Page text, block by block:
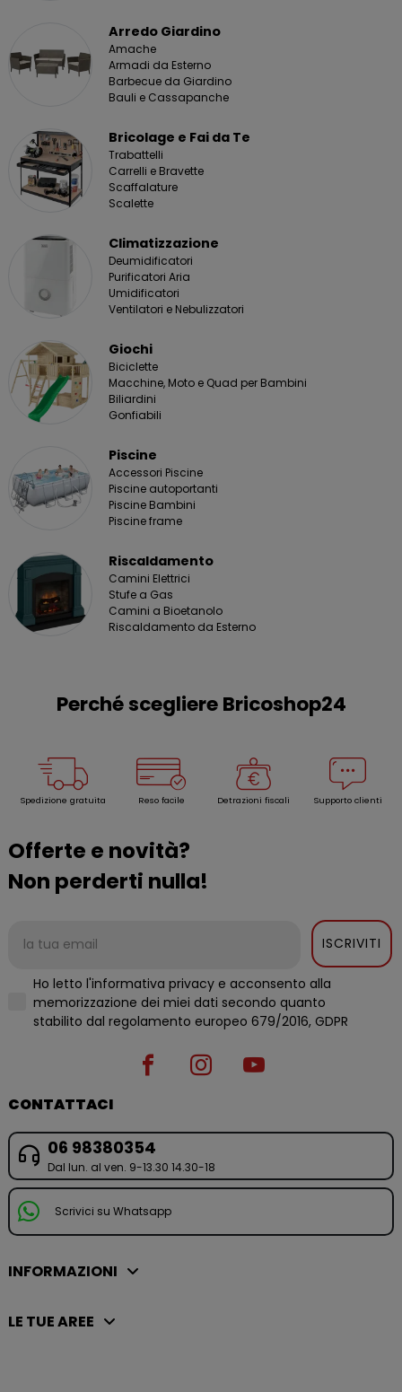
Arredo Giardino
Amache
Armadi da Esterno
Barbecue da Giardino
Bauli e Cassapanche
Bricolage e Fai da Te
Trabattelli
Carrelli e Bravette
Scaffalature
Scalette
Climatizzazione
Deumidificatori
Purificatori Aria
Umidificatori
Ventilatori e Nebulizzatori
Giochi
Biciclette
Macchine, Moto e Quad per Bambini
Biliardini
Gonfiabili
Piscine
Accessori Piscine
Piscine autoportanti
Piscine Bambini
Piscine frame
Riscaldamento
Camini Elettrici
Stufe a Gas
Camini a Bioetanolo
Riscaldamento da Esterno
Perché scegliere Bricoshop24
Spedizione gratuita Reso facile Detrazioni fiscali Supporto clienti
Offerte e novità?
Non perderti nulla!
ISCRIVITI
Ho letto l'informativa privacy e acconsento alla
memorizzazione dei miei dati secondo quanto
stabilito dal regolamento europeo 679/2016, GDPR
CONTATTACI
06 98380354
Dal lun. al ven. 9-13.30 14.30-18
Scrivici su Whatsapp
INFORMAZIONI
LE TUE AREE